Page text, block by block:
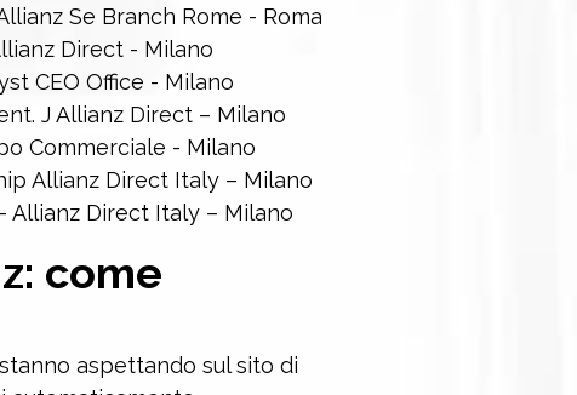
Se Branch Rome - Roma
Direct - Milano
CEO Office - Milano
J Allianz Direct – Milano
Commerciale - Milano
Allianz Direct Italy – Milano
Allianz Direct Italy – Milano
come
aspettando sul sito di